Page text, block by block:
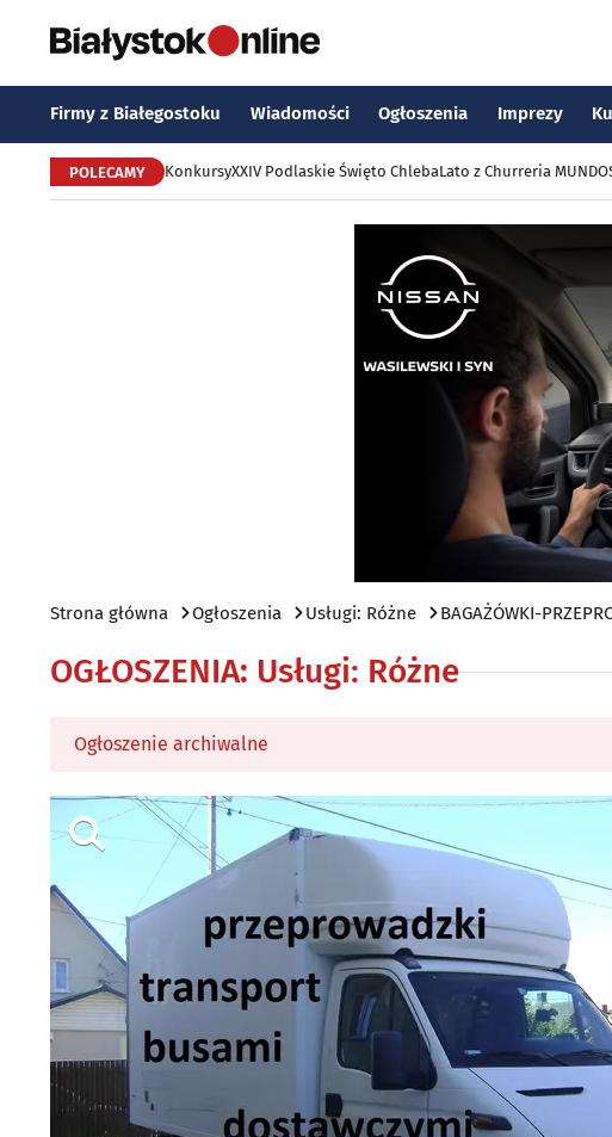
Firmy z Białegostoku Wiadomości Ogłoszenia Imprezy
POLECAMY KonkursyXXIV Podlaskie Święto ChlebaLato z Churreria MUNDO
Strona główna Ogłoszenia Usługi: Różne BAGAŻÓWKI-
OGŁOSZENIA: Usługi: Różne
Ogłoszenie archiwalne